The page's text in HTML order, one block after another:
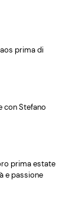
prima di
con Stefano
prima estate
e passione